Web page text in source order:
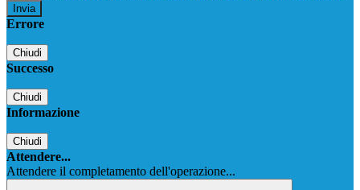
Errore
Chiudi
Successo
Chiudi
Informazione
Chiudi
Attendere...
Attendere il completamento dell'operazione...